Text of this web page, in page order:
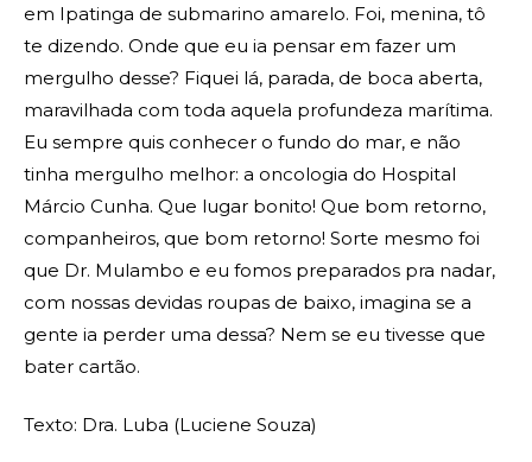
em Ipatinga de submarino amarelo. Foi, menina, tô
te dizendo. Onde que eu ia pensar em fazer um
mergulho desse? Fiquei lá, parada, de boca aberta,
maravilhada com toda aquela profundeza marítima.
Eu sempre quis conhecer o fundo do mar, e não
tinha mergulho melhor: a oncologia do Hospital
Márcio Cunha. Que lugar bonito! Que bom retorno,
companheiros, que bom retorno! Sorte mesmo foi
que Dr. Mulambo e eu fomos preparados pra nadar,
com nossas devidas roupas de baixo, imagina se a
gente ia perder uma dessa? Nem se eu tivesse que
bater cartão.
Texto: Dra. Luba (Luciene Souza)